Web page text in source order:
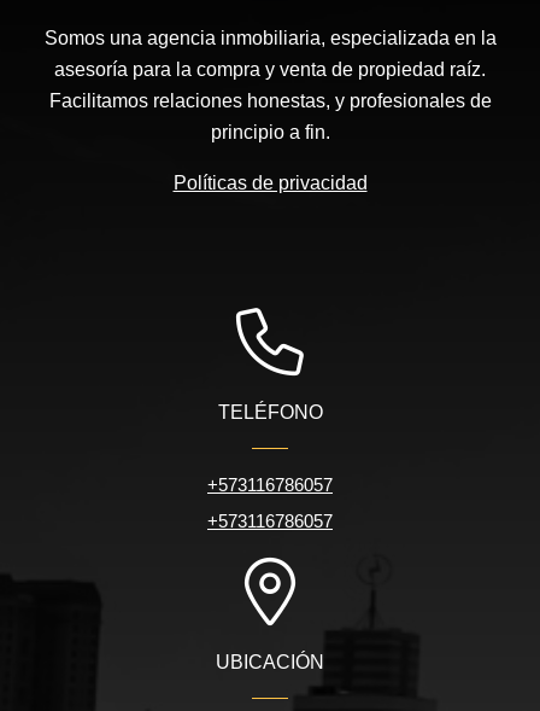
Somos una agencia inmobiliaria, especializada en la
asesoría para la compra y venta de propiedad raíz.
Facilitamos relaciones honestas, y profesionales de
principio a fin.
Políticas de privacidad
TELÉFONO
+573116786057
+573116786057
UBICACIÓN